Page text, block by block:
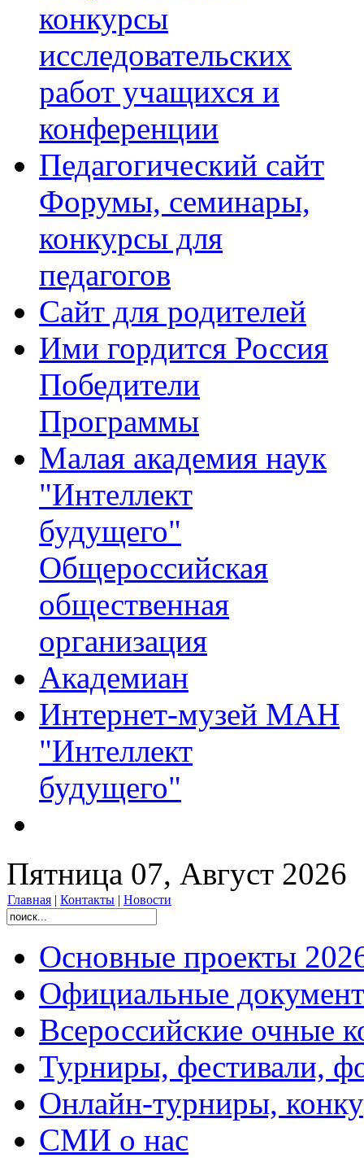
конкурсы
исследовательских
работ учащихся и
конференции
Педагогический сайт
Форумы, семинары,
конкурсы для
педагогов
Сайт для родителей
Ими гордится Россия
Победители
Программы
Малая академия наук
"Интеллект
будущего"
Общероссийская
общественная
организация
Академиан
Интернет-музей МАН
"Интеллект
будущего"
Пятница 07, Август 2026
Главная | Контакты | Новости
Основные проекты
Официальные
Всероссийские очные
Турниры, фестивали,
Онлайн-турниры,
СМИ о нас